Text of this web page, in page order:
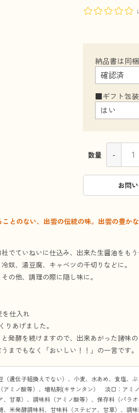
納品書は同
■ギフト包
数量 -
お問
とのない、出雲の伝統の味。出雲の豊か
でていねいに仕込み、出来た生醤油をも
奴、湯豆腐、キャベツの千切りなどに。
の他、調理の際に隠し味に。
を仕入れ
あげました。
発酵を続けますので、出来あがった諸味
までもなく「おいしい！！」の一言です。
遺伝子組換えでない）、小麦、水あめ、食塩、
アミノ酸等）、増粘剤(キサンタン） 淡口：アミ
、甘草）、調味料（アミノ酸等）、保存料（パラ
、米発酵調味料、甘味料（ステビア、甘草）、調